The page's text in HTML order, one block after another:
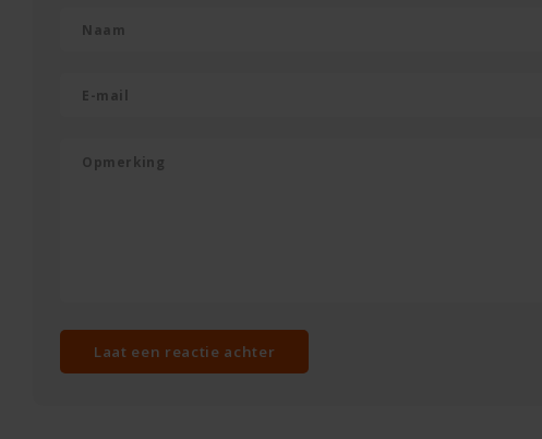
Laat een reactie achter